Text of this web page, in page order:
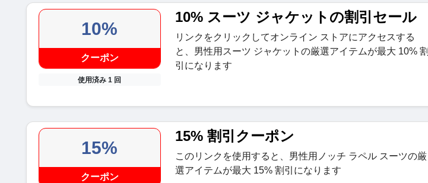
10%
クーポン
使用済み 1 回
10% スーツ ジャケットの割引セール
リンクをクリックしてオンライン ストアにアクセスする
と、男性用スーツ ジャケットの厳選アイテムが最大 10% 割
引になります
15%
クーポン
15% 割引クーポン
このリンクを使用すると、男性用ノッチ ラペル スーツの厳
選アイテムが最大 15% 割引になります